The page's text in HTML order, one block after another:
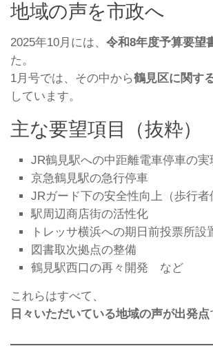
地域の声を市政へ
2025年10月には、 令和8年度予算要望
た。
1月号では、その中から鶴見区に関す
しています。
主な要望項目（抜粋）
JR鶴見駅への中距離電車停車の実
京急鶴見駅の急行停車
JRガード下の安全性向上（歩行者
駅周辺商店街の活性化
トレッサ横浜への期日前投票所設
図書取次拠点の整備
鶴見駅西口の再々開発 など
これらはすべて、
日々いただいている地域の声が出発点